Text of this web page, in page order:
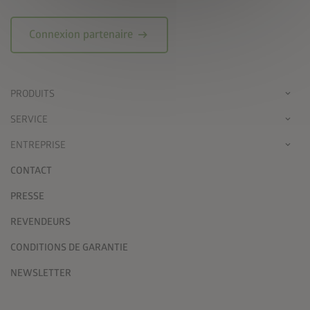
Connexion partenaire arrow_right_alt
PRODUITS
SERVICE
ENTREPRISE
CONTACT
PRESSE
REVENDEURS
CONDITIONS DE GARANTIE
NEWSLETTER